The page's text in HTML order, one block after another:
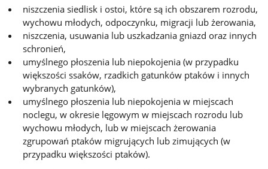
niszczenia siedlisk i ostoi, które są ich obszarem rozrodu,
wychowu młodych, odpoczynku, migracji lub żerowania,
niszczenia, usuwania lub uszkadzania gniazd oraz innych
schronień,
umyślnego płoszenia lub niepokojenia (w przypadku
większości ssaków, rzadkich gatunków ptaków i innych
wybranych gatunków),
umyślnego płoszenia lub niepokojenia w miejscach
noclegu, w okresie lęgowym w miejscach rozrodu lub
wychowu młodych, lub w miejscach żerowania
zgrupowań ptaków migrujących lub zimujących (w
przypadku większości ptaków).